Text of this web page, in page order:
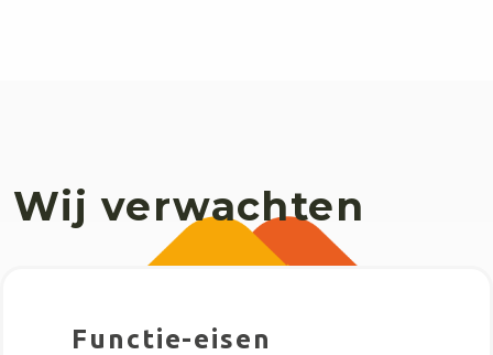
Wij verwachten
Functie-eisen